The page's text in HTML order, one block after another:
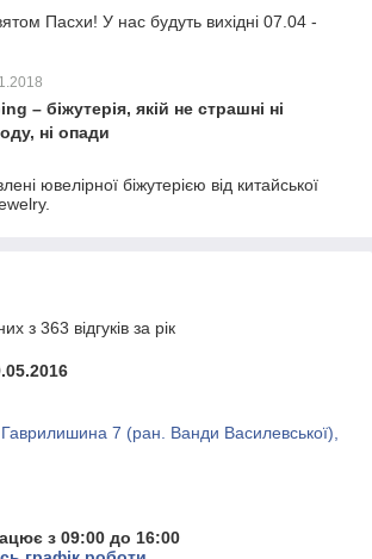
Пасхи! У нас будуть вихідні 07.04 -
– біжутерія, якій не страшні ні
ні опади
ювелірної біжутерією від китайської
з 363 відгуків за рік
7 (ран. Ванди Василевської),
з 09:00 до 16:00